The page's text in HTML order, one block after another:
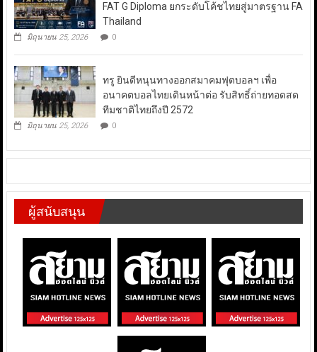
FAT G Diploma ยกระดับโค้ชไทยสู่มาตรฐาน FA
Thailand
มิถุนายน 25, 2026 0
ทรู ยินดีหนุนทางออกสมาคมฟุตบอลฯ เพื่อ
อนาคตบอลไทยเดินหน้าต่อ รับสิทธิ์ถ่ายทอดสด
ทีมชาติไทยถึงปี 2572
มิถุนายน 25, 2026 0
ผู้สนับสนุน